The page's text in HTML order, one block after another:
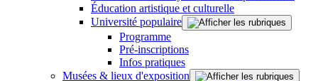
Éducation artistique et culturelle
Université populaire
Programme
Pré-inscriptions
Infos pratiques
Musées & lieux d'exposition